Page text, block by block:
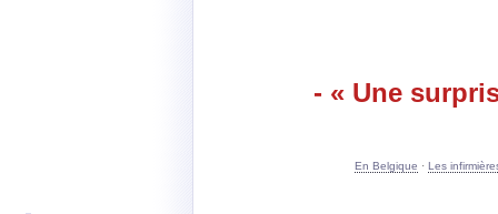
- « Une
En Belgique · Les